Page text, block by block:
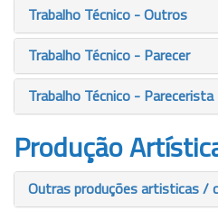
Trabalho Técnico - Outros
Trabalho Técnico - Parecer
Trabalho Técnico - Parecerista
Produção
Outras produções artisticas /